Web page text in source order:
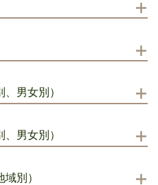
男女別）
男女別）
別）